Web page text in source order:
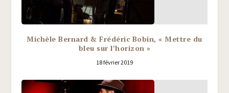
Michèle Bernard & Frédéric Bobin, « Mettre du
bleu sur l’horizon »
18 février 2019